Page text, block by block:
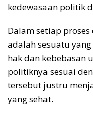
kedewasaan politik
Dalam setiap
adalah sesuatu
hak dan kebebasan
politiknya sesuai
tersebut justru
yang sehat.